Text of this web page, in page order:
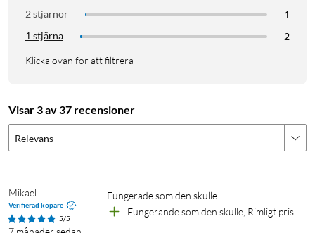
2 stjärnor
1
1 stjärna
2
Klicka ovan för att filtrera
Visar 3 av 37 recensioner
Relevans
Mikael
Verifierad köpare
5/5
Fungerade som den skulle.
Fungerande som den skulle, Rimligt pris